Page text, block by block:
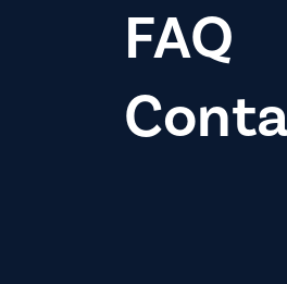
FAQ